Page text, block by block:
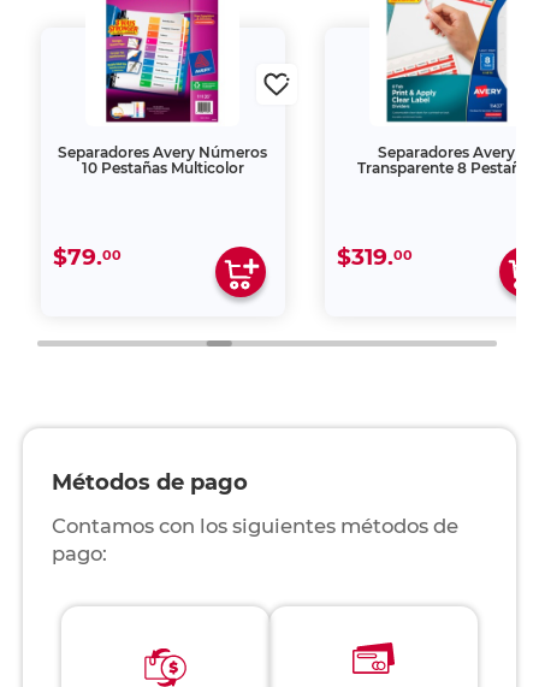
Separadores Avery Números
10 Pestañas Multicolor
$79.00
Separadores Avery
Transparente 8 Pestañas
$319.00
Métodos de pago
Contamos con los siguientes métodos de
pago: